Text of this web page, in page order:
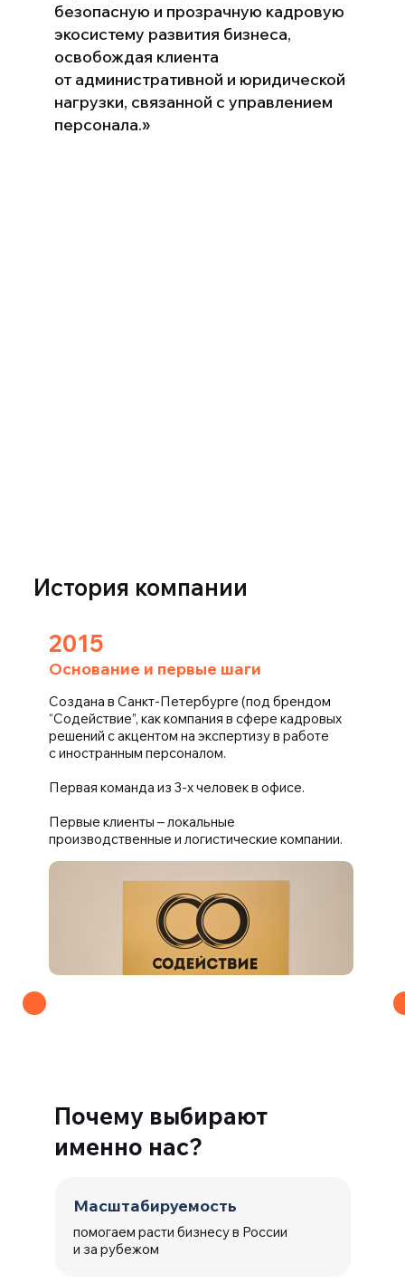
безопасную и прозрачную кадровую
экосистему развития бизнеса,
освобождая клиента
от административной и юридической
нагрузки, связанной с управлением
персонала.»
История компании
2015
Основание и первые шаги
Cоздана в Санкт-Петербурге (под брендом
“Содействие”, как компания в сфере кадровых
решений с акцентом на экспертизу в работе
с иностранным персоналом.
Первая команда из 3-х человек в офисе.
Первые клиенты – локальные
производственные и логистические компании.
Почему выбирают
именно нас?
Масштабируемость
помогаем расти бизнесу в России
и за рубежом